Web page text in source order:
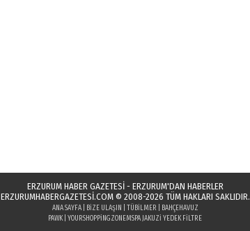
ERZURUM HABER GAZETESİ - ERZURUM'DAN HABERLER
ERZURUMHABERGAZETESI.COM© 2008-2026 TÜM HAKLARI SAKLIDIR.
ANA SAYFA| BIZE ULAŞIN TÜBILMER
BAHÇEHAVUZ
PAWK| YOURSHOPPINGZONEMSPA JAKUZI YEDEK FILTRE